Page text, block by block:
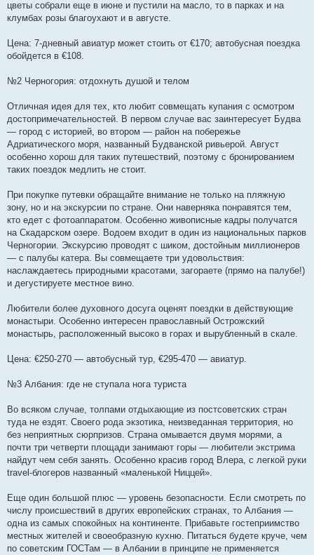
цветы собрали еще в июне и пустили на масло, то в парках и на
клумбах розы благоухают и в августе.
Цена: 7-дневный авиатур может стоить от €170; автобусная поездка
обойдется в €108.
№2 Черногория: отдохнуть душой и телом
Отличная идея для тех, кто любит совмещать купания с осмотром
достопримечательностей. В первом случае вас заинтересует Будва
— город с историей, во втором — район на побережье
Адриатического моря, названный Будванской ривьерой. Август
особенно хорош для таких путешествий, поэтому с бронированием
таких поездок медлить не стоит.
При покупке путевки обращайте внимание не только на пляжную
зону, но и на экскурсии по стране. Они наверняка понравятся тем,
кто едет с фотоаппаратом. Особенно живописные кадры получатся
на Скадарском озере. Водоем входит в один из национальных парков
Черногории. Экскурсию проводят с шиком, достойным миллионеров
— с палубы катера. Вы совмещаете три удовольствия:
наслаждаетесь природными красотами, загораете (прямо на палубе!)
и дегустируете местное вино.
Любители более духовного досуга оценят поездки в действующие
монастыри. Особенно интересен православный Острожский
монастырь, расположенный высоко в горах и вырубленный в скале.
Цена: €250-270 — автобусный тур, €295-470 — авиатур.
№3 Албания: где не ступала нога туриста
Во всяком случае, толпами отдыхающие из постсоветских стран
туда не ездят. Своего рода экзотика, неизведанная территория, но
без неприятных сюрпризов. Страна омывается двумя морями, а
почти три четверти площади занимают горы — любители экстрима
найдут чем себя занять. Особенно красив город Влера, с легкой руки
travel-блогеров названный «маленькой Ниццей».
Еще один большой плюс — уровень безопасности. Если смотреть по
числу происшествий в других европейских странах, то Албания —
одна из самых спокойных на континенте. Прибавьте гостеприимство
местных жителей и своеобразную кухню. Питаться будете круче, чем
по советским ГОСТам — в Албании в принципе не применяется